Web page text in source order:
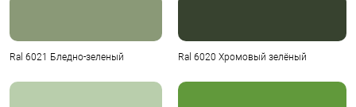
Ral 6021 Бледно-зеленый Ral 6020 Хромовый зелёный